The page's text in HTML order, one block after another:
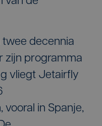
decennia
zijn programma
vliegt Jetairfly
in Spanje,